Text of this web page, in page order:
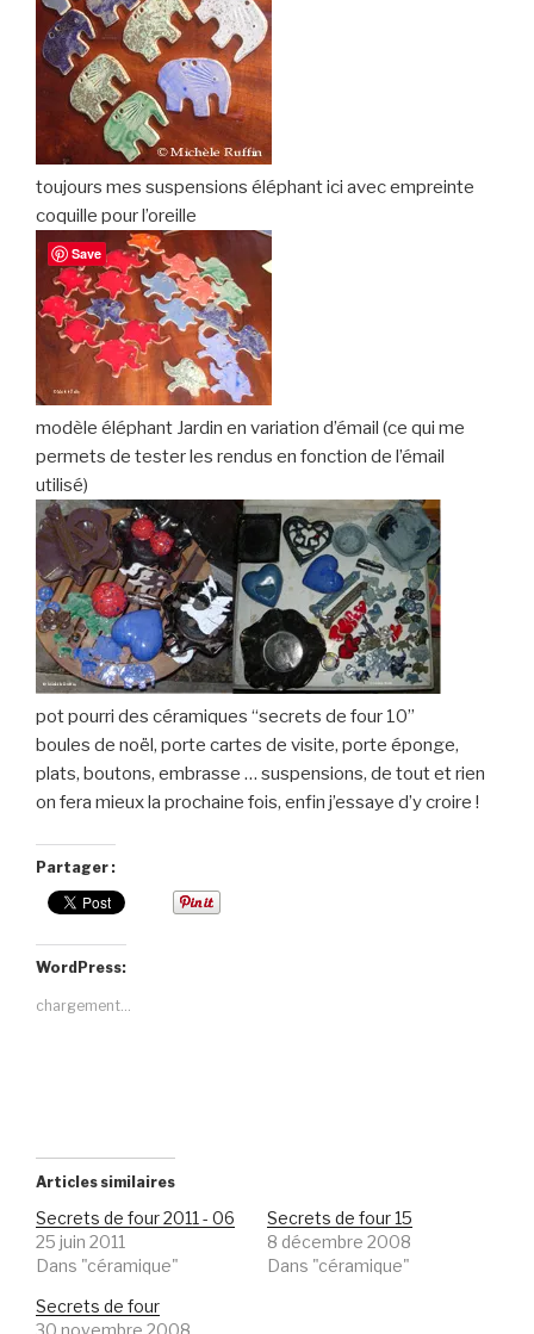
toujours mes suspensions éléphant ici avec empreinte
coquille pour l’oreille
modèle éléphant Jardin en variation d’émail (ce qui me
permets de tester les rendus en fonction de l’émail
utilisé)
pot pourri des céramiques “secrets de four 10”
boules de noël, porte cartes de visite, porte éponge,
plats, boutons, embrasse … suspensions, de tout et rien
on fera mieux la prochaine fois, enfin j’essaye d’y croire !
Partager :
WordPress:
chargement…
Articles similaires
Secrets de four 2011 - 06
25 juin 2011
Dans "céramique"
Secrets de four 15
8 décembre 2008
Dans "céramique"
Secrets de four
30 novembre 2008
Save